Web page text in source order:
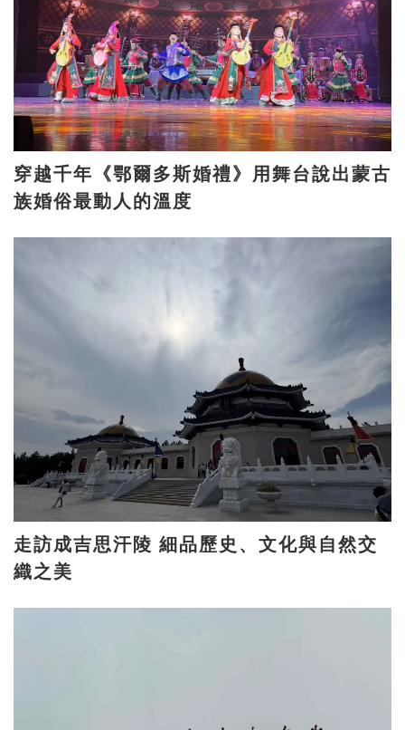
穿越千年《鄂爾多斯婚禮》用舞台說出蒙古
族婚俗最動人的溫度
走訪成吉思汗陵 細品歷史、文化與自然交
織之美